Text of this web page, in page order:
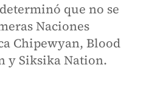
que no se
Naciones
Chipewyan, Blood
y Siksika Nation.